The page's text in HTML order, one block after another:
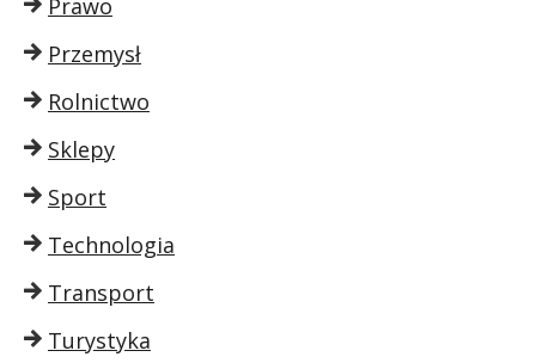
Prawo
Przemysł
Rolnictwo
Sklepy
Sport
Technologia
Transport
Turystyka